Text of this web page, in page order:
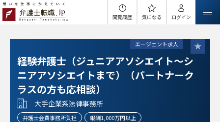
閲覧履歴 気になる ログイン
エージェント求人
経験弁護士（ジュニアアソシエイト～シ
ニアアソシエイトまで）（パートナーク
ラスの方も応相談）
大手企業系法律事務所
弁護士会費事務所負担
報酬1,000万円以上